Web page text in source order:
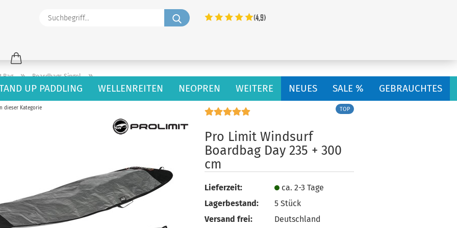
Suchbegriff...
UP PADDLING WELLENREITEN NEOPREN NEUES SALE % GEBRAUCHTES
WEITERE
Bag » Boardbags Singel »
dieser Kategorie TOP
Pro Limit Windsurf
Boardbag Day 235 + 300
cm
Lieferzeit:
ca. 2-3 Tage
Lagerbestand:
5 Stück
Versand frei:
Deutschland